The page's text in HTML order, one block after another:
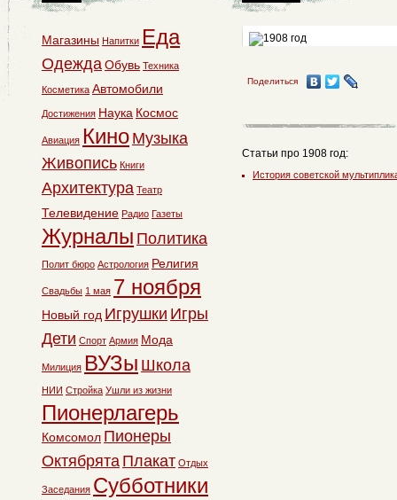
Поделиться
Статьи про 1908 год:
История советской
Магазины Напитки Еда
ОдеждаОбувь Техника
Косметика Автомобили
Достижения Наука Космос
Авиация Кино Музыка
Живопись Книги
Архитектура Театр
Телевидение Радио Газеты
Журналы Политика
Полит бюро Астрология Религия
Свадьбы 1 мая 7 ноября
Новый год Игрушки Игры
Дети Спорт Армия Мода
Милиция ВУЗы Школа
НИИ Стройка Ушли из жизни
Пионерлагерь
Комсомол Пионеры
Октябрята Плакат Отдых
Заседания Субботники